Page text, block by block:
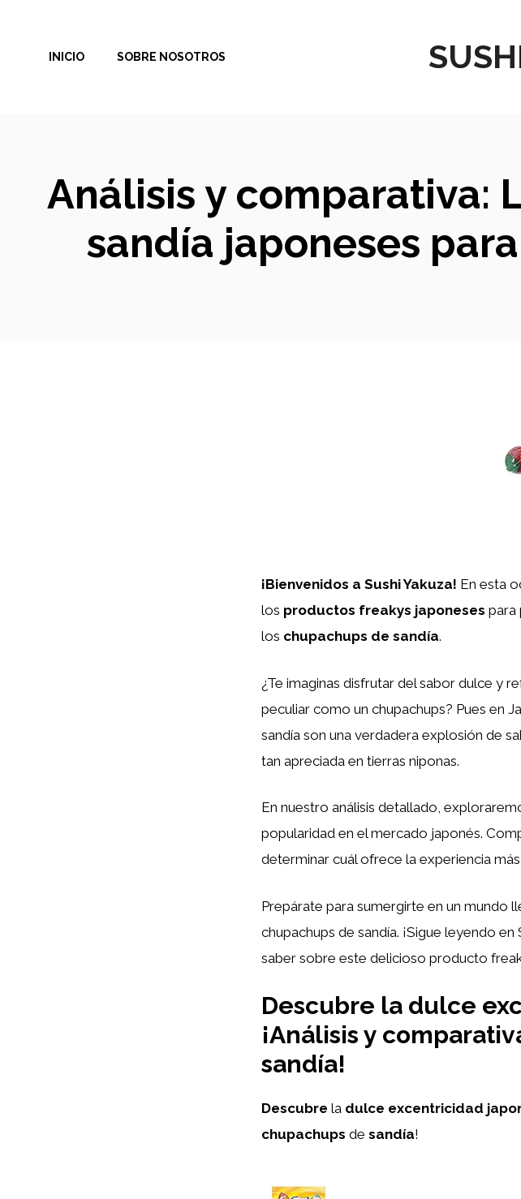
contenidoINICIO SOBRE NOSOTROS
Análisis y comparativa:
sandía japoneses
¡Bienvenidos a Sushi Yakuza! En esta
los productos freakys japoneses para
los chupachups de sandía.
¿Te imaginas disfrutar del sabor dulce y
peculiar como un chupachups? Pues en
sandía son una verdadera explosión de
tan apreciada en tierras niponas.
En nuestro análisis detallado,
popularidad en el mercado japonés.
determinar cuál ofrece la experiencia
Prepárate para sumergirte en un mundo
chupachups de sandía. ¡Sigue leyendo
saber sobre este delicioso producto
Descubre la dulce
¡Análisis y
sandía!
Descubre la dulce excentricidad
chupachups de sandía!